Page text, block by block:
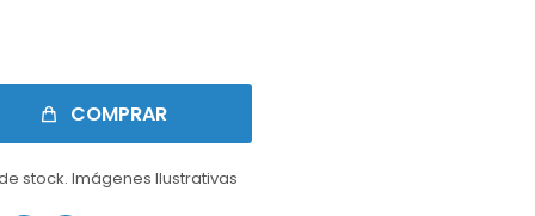
COMPRAR
stock. Imágenes Ilustrativas